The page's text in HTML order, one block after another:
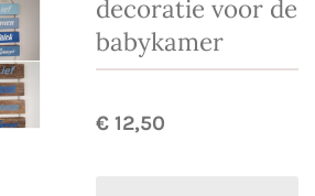
decoratie voor de
babykamer
€ 12,50